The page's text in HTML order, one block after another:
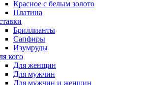
Красное с белым золото
Платина
Бриллианты
Сапфиры
Изумруды
кого
Для женщин
Для мужчин
Для мужчин и женщин